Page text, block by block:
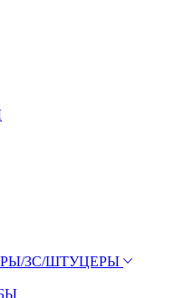
ЗС/ШТУЦЕРЫ